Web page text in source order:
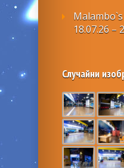
18.07.26 –
Случайни